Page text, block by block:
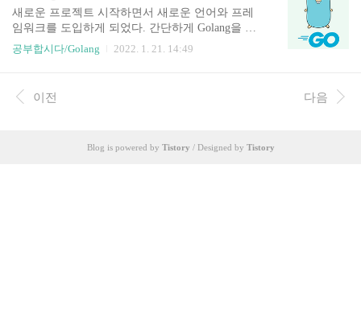
(url string) { respBody, err := httpGet(url) if err != nil
{ fmt.Printf("Error ge..
새로운 프로젝트 시작하면서 새로운 언어와 프레
임워크를 도입하게 되었다. 간단하게 Golang을 배
우면서 Todo 앱을 만들어보기로 한다. Golang ORM
은 대부분 gorm을 많이 사용하나, 공식적으로 지원
되고 github 별점도 높으나 공식적으로 지원하는 D
B가 한정적이라 일단 그다음으로 많은 xorm으로
년 업데이트가 마지막이라 그 부분에서는 염려가
공부합시다/Golang 2022. 1. 21. 14:49
이전 다음
Blog is powered by Tistory / Designed by Tistory